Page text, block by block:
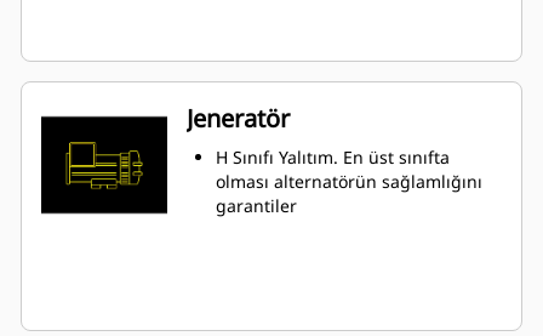
Jeneratör
H Sınıfı Yalıtım. En üst sınıfta
olması alternatörün sağlamlığını
garantiler